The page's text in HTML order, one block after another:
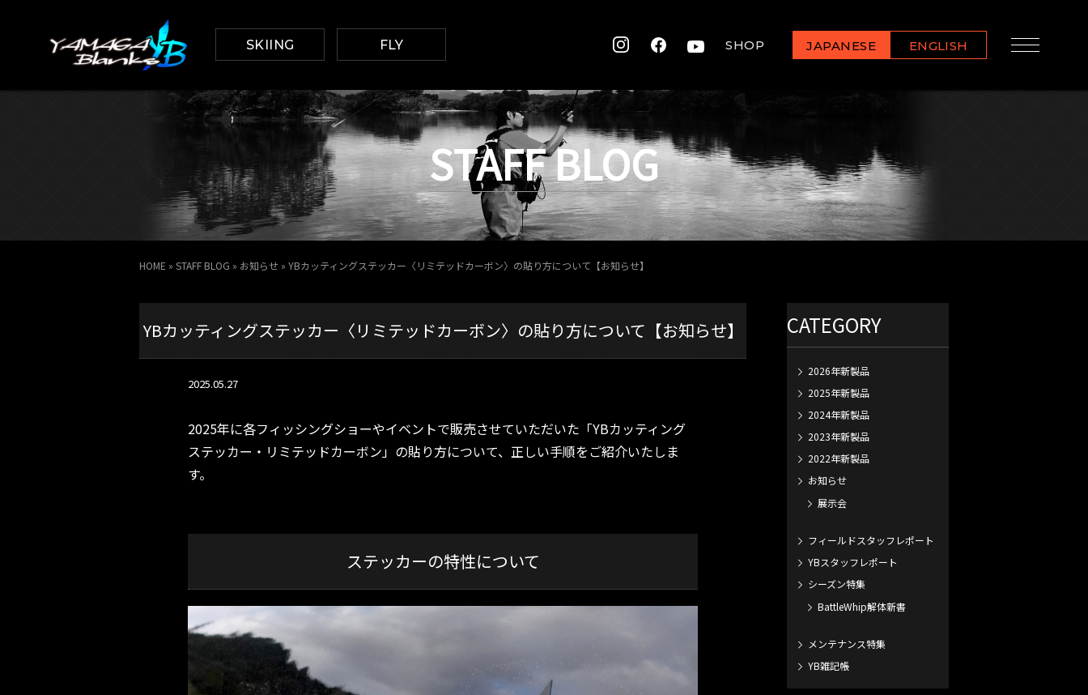
SKIING FLY SHOP JAPANESE ENGLISH
STAFF BLOG
HOME » STAFF BLOG » お知らせ » YBカッティングステッカー〈リミテッドカーボン〉の貼り方について【お知らせ】
YBカッティングステッカー〈リミテッドカーボン〉の貼り方について【お知らせ】
2025.05.27
2025年に各フィッシングショーやイベントで販売させていただいた「YBカッティング
ステッカー・リミテッドカーボン」の貼り方について、正しい手順をご紹介いたしま
す。
ステッカーの特性について
CATEGORY
2026年新製品
2025年新製品
2024年新製品
2023年新製品
2022年新製品
お知らせ
展示会
フィールドスタッフレポート
YBスタッフレポート
シーズン特集
BattleWhip解体新書
メンテナンス特集
YB雑記帳